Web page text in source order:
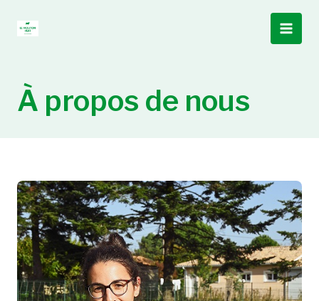
Main
À propos de nous